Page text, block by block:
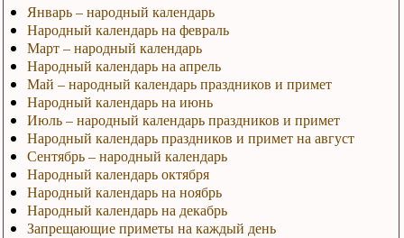
Январь – народный календарь
Народный календарь на февраль
Март – народный календарь
Народный календарь на апрель
Май – народный календарь праздников и примет
Народный календарь на июнь
Июль – народный календарь праздников и примет
Народный календарь праздников и примет на август
Сентябрь – народный календарь
Народный календарь октября
Народный календарь на ноябрь
Народный календарь на декабрь
Запрещающие приметы на каждый день